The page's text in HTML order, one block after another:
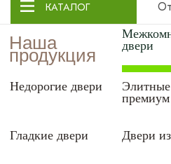
КАТАЛОГ
Наша
продукция
двери
Недорогие двери
премиум
Гладкие двери Двери